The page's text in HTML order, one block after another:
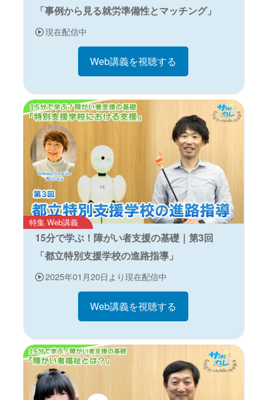
「事例から見る就労準備性とマッチング」
現在配信中
Web講義を視聴する
特集 Web講義
15分で学ぶ！障がい者支援の基礎｜第3回
「都立特別支援学校の進路指導」
2025年01月20日より現在配信中
Web講義を視聴する